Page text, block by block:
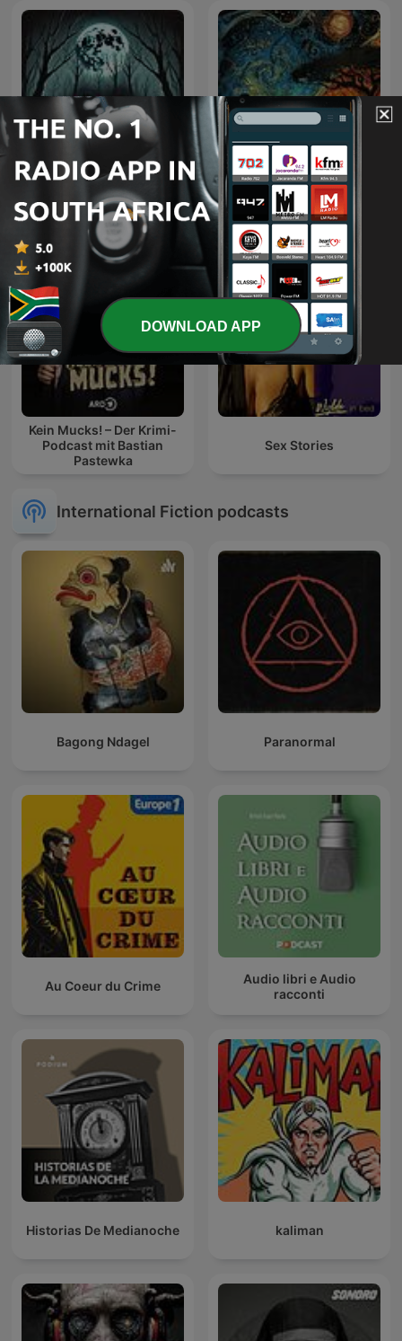
Horror Stories
South African Folk-Lore
Tales
Kein Mucks! – Der Krimi-
Podcast mit Bastian
Pastewka
Sex Stories
International Fiction podcasts
Bagong Ndagel Paranormal
Au Coeur du Crime
Audio libri e Audio
racconti
Historias De Medianoche kaliman
DOWNLOAD APP